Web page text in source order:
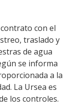
con el
traslado y
de agua
se informa
a la
La Ursea es
los controles.